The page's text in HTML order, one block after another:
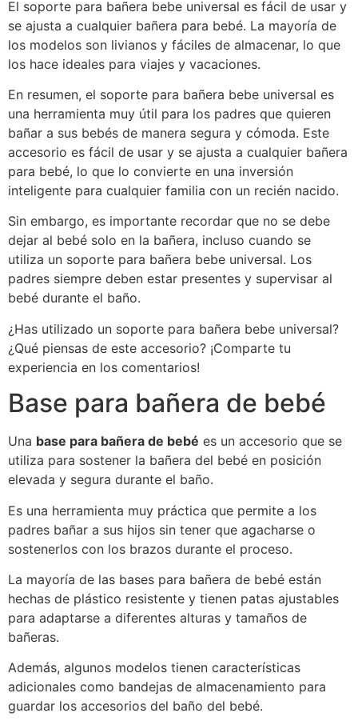
El soporte para bañera bebe universal es fácil de usar y
se ajusta a cualquier bañera para bebé. La mayoría de
los modelos son livianos y fáciles de almacenar, lo que
los hace ideales para viajes y vacaciones.
En resumen, el soporte para bañera bebe universal es
una herramienta muy útil para los padres que quieren
bañar a sus bebés de manera segura y cómoda. Este
accesorio es fácil de usar y se ajusta a cualquier bañera
para bebé, lo que lo convierte en una inversión
inteligente para cualquier familia con un recién nacido.
Sin embargo, es importante recordar que no se debe
dejar al bebé solo en la bañera, incluso cuando se
utiliza un soporte para bañera bebe universal. Los
padres siempre deben estar presentes y supervisar al
bebé durante el baño.
¿Has utilizado un soporte para bañera bebe universal?
¿Qué piensas de este accesorio? ¡Comparte tu
experiencia en los comentarios!
Base para bañera de bebé
Una base para bañera de bebé es un accesorio que se
utiliza para sostener la bañera del bebé en posición
elevada y segura durante el baño.
Es una herramienta muy práctica que permite a los
padres bañar a sus hijos sin tener que agacharse o
sostenerlos con los brazos durante el proceso.
La mayoría de las bases para bañera de bebé están
hechas de plástico resistente y tienen patas ajustables
para adaptarse a diferentes alturas y tamaños de
bañeras.
Además, algunos modelos tienen características
adicionales como bandejas de almacenamiento para
guardar los accesorios del baño del bebé.